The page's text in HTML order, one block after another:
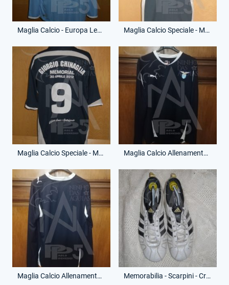
Maglia Calcio - Europa League - Anderson Hernanes - 8 - (Retro) Maglia Calcio Speciale - Memorial Giorgio Chinaglia - (Fronte)
Maglia Calcio Speciale - Memorial Giorgio Chinaglia - (Retro) Maglia Calcio Allenamento - Campionato Serie A - (Fronte)
Maglia Calcio Allenamento - Campionato Serie A - (Retro) Memorabilia - Scarpini - Cristian Ledesma